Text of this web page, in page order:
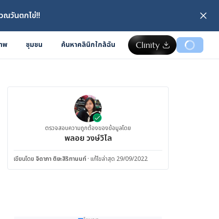
ณวันตกไข่!!
พ ชุมชน ค้นหาคลินิกใกล้ฉัน
ตรวจสอบความถูกต้องของข้อมูลโดย
พลอย วงษ์วิไล
เขียนโดย จิดาภา ติยะสิริทานนท์ · แก้ไขล่าสุด 29/09/2022